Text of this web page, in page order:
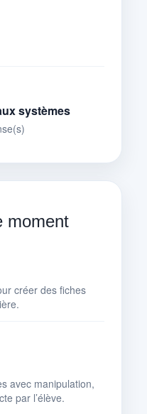
systèmes
moment
créer des fiches
avec manipulation,
par l’élève.